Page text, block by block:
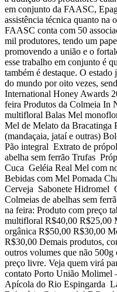
em conjunto da FAASC,
assistência técnica quanto na
FAASC conta com 50
mil produtores, tendo um
promovendo a união e o
esse trabalho em conjunto é
também é destaque. O
do mundo por oito vezes,
International Honey Awards
feira Produtos da Colmeia In
multifloral Balas Mel
Mel de Melato da Bracatinga
(mandaçaia, jataí e outras)
Pão integral Extrato de
abelha sem ferrão Trufas
Cuca Geléia Real Mel com
Bebidas com Mel Pomada
Cerveja Sabonete Hidromel
Colmeias de abelhas sem
na feira: Produto com preço
multifloral R$40,00 R$25,00
orgânica R$50,00 R$30,00
R$30,00 Demais produtos,
outros volumes que não
preço livre. Veja quem virá
contato Porto União Molimel
Apícola do Rio Espingarda